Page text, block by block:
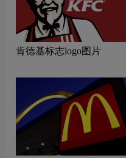
肯德基标志logo图片